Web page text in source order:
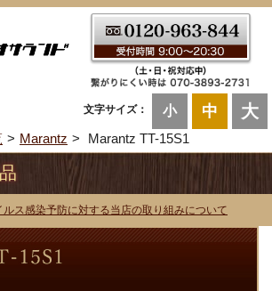
文字サイズ： 小 中 大
Marantz Marantz TT-15S1
ルス感染予防に対する当店の取り組みについて